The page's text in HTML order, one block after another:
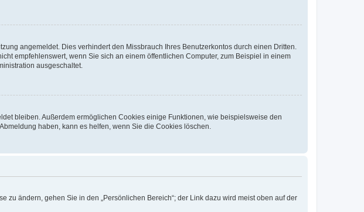
angemeldet. Dies verhindert den Missbrauch Ihres Benutzerkontos durch einen Dritten.
empfehlenswert, wenn Sie sich an einem öffentlichen Computer, zum Beispiel in einem
ausgeschaltet.
bleiben. Außerdem ermöglichen Cookies einige Funktionen, wie beispielsweise den
haben, kann es helfen, wenn Sie die Cookies löschen.
ändern, gehen Sie in den „Persönlichen Bereich“; der Link dazu wird meist oben auf der